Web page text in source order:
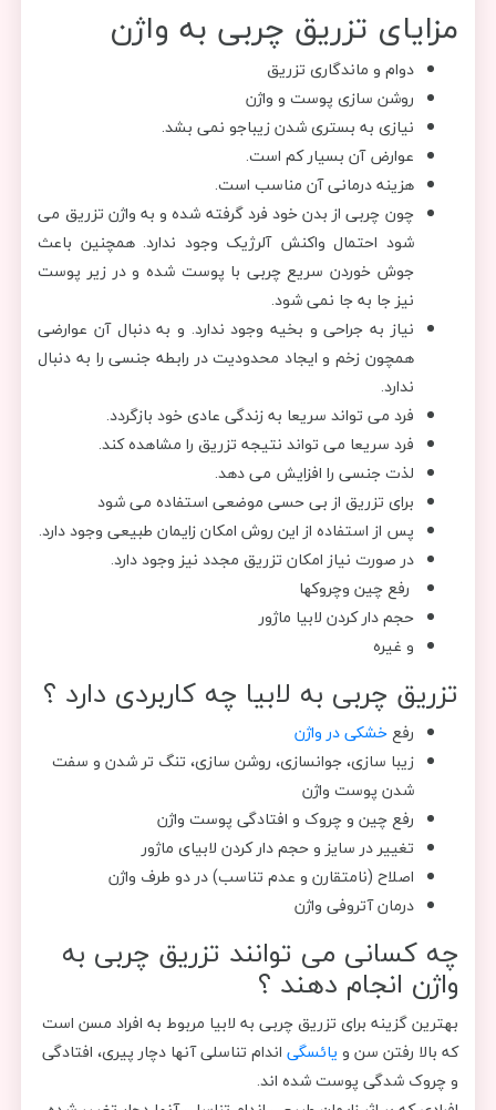
مزایای تزریق چربی به واژن
دوام و ماندگاری تزریق
روشن سازی پوست و واژن
نیازی به بستری شدن زیباجو نمی بشد.
عوارض آن بسیار کم است.
هزینه درمانی آن مناسب است.
چون چربی از بدن خود فرد گرفته شده و به واژن تزریق می
شود احتمال واکنش آلرژیک وجود ندارد. همچنین باعث
جوش خوردن سریع چربی با پوست شده و در زیر پوست
نیز جا به جا نمی شود.
نیاز به جراحی و بخیه وجود ندارد. و به دنبال آن عوارضی
همچون زخم و ایجاد محدودیت در رابطه جنسی را به دنبال
ندارد.
فرد می تواند سریعا به زندگی عادی خود بازگردد.
فرد سریعا می تواند نتیجه تزریق را مشاهده کند.
لذت جنسی را افزایش می دهد.
برای تزریق از بی حسی موضعی استفاده می شود
پس از استفاده از این روش امکان زایمان طبیعی وجود دارد.
در صورت نیاز امکان تزریق مجدد نیز وجود دارد.
رفع چین وچروکها
حجم دار کردن لابیا ماژور
و غیره
تزریق چربی به لابیا چه کاربردی دارد ؟
رفعخشکی در واژن
زیبا سازی، جوانسازی، روشن سازی، تنگ تر شدن و سفت
شدن پوست واژن
رفع چین و چروک و افتادگی پوست واژن
تغییر در سایز و حجم دار کردن لابیای ماژور
اصلاح (نامتقارن و عدم تناسب) در دو طرف واژن
درمان آتروفی واژن
چه کسانی می توانند تزریق چربی به
واژن انجام دهند ؟
بهترین گزینه برای تزریق چربی به لابیا مربوط به افراد مسن است
که بالا رفتن سن و یائسگی اندام تناسلی آنها دچار پیری، افتادگی
و چروک شدگی پوست شده اند.